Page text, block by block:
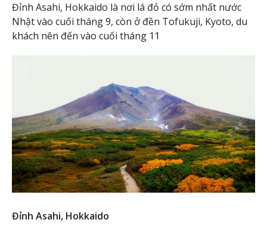
Đỉnh Asahi, Hokkaido là nơi lá đỏ có sớm nhất nước
Nhật vào cuối tháng 9, còn ở đền Tofukuji, Kyoto, du
khách nên đến vào cuối tháng 11
Đỉnh Asahi, Hokkaido